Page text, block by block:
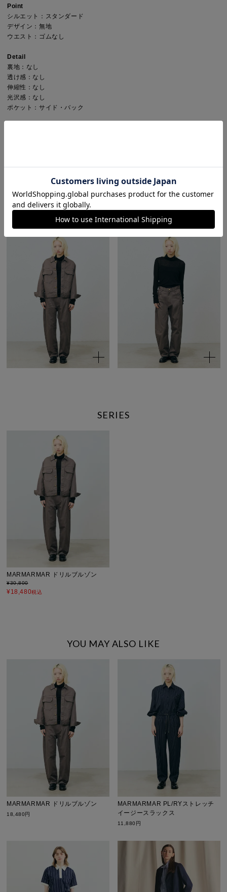
Point
シルエット：スタンダード
デザイン：無地
ウエスト：ゴムなし
Detail
裏地：なし
透け感：なし
伸縮性：なし
光沢感：なし
ポケット：サイド・バック
こちらの商品 は MARcourt にてお取り扱いしております。
店舗在庫等については直接店舗にお問い合わせください。
STYLING
SERIES
MARMARMAR ドリルブルゾン
¥30,800
¥18,480税込
YOU MAY ALSO LIKE
MARMARMAR ドリルブルゾン
18,480円
MARMARMAR PL/RYストレッチ
イージースラックス
11,880円